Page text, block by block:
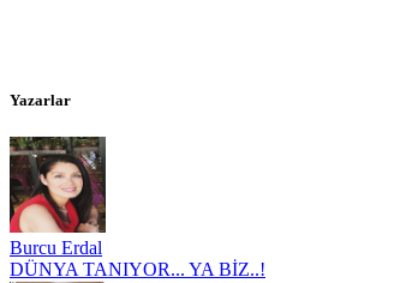
Yazarlar
Burcu Erdal
DÜNYA TANIYOR... YA BİZ..!